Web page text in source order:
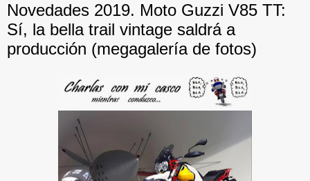
Novedades 2019. Moto Guzzi V85 TT:
Sí, la bella trail vintage saldrá a
producción (megagalería de fotos)